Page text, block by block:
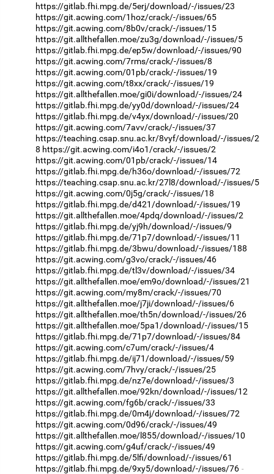
https://gitlab.fhi.mpg.de/5erj/download/-/issues/23
https://git.acwing.com/1hoz/crack/-/issues/65
https://git.acwing.com/8b0v/crack/-/issues/15
https://git.allthefallen.moe/zu3g/download/-/issues/5
https://gitlab.fhi.mpg.de/ep5w/download/-/issues/90
https://git.acwing.com/7rms/crack/-/issues/8
https://git.acwing.com/01pb/crack/-/issues/19
https://git.acwing.com/t8xx/crack/-/issues/19
https://git.allthefallen.moe/gi0i/download/-/issues/24
https://gitlab.fhi.mpg.de/yy0d/download/-/issues/24
https://gitlab.fhi.mpg.de/v4yx/download/-/issues/20
https://git.acwing.com/7avv/crack/-/issues/37
https://teaching.csap.snu.ac.kr/8vyf/download/-/issues/2
8 https://git.acwing.com/i4o1/crack/-/issues/2
https://git.acwing.com/01pb/crack/-/issues/14
https://gitlab.fhi.mpg.de/h36o/download/-/issues/72
https://teaching.csap.snu.ac.kr/27l8/download/-/issues/5
https://git.acwing.com/0j5g/crack/-/issues/18
https://gitlab.fhi.mpg.de/d421/download/-/issues/19
https://git.allthefallen.moe/4pdq/download/-/issues/2
https://gitlab.fhi.mpg.de/yj9h/download/-/issues/9
https://gitlab.fhi.mpg.de/71p7/download/-/issues/11
https://gitlab.fhi.mpg.de/3bwu/download/-/issues/188
https://git.acwing.com/g3vo/crack/-/issues/46
https://gitlab.fhi.mpg.de/tl3v/download/-/issues/34
https://git.allthefallen.moe/em9o/download/-/issues/21
https://git.acwing.com/my8m/crack/-/issues/70
https://git.allthefallen.moe/j7ji/download/-/issues/6
https://git.allthefallen.moe/th5n/download/-/issues/26
https://git.allthefallen.moe/5pa1/download/-/issues/15
https://gitlab.fhi.mpg.de/71p7/download/-/issues/84
https://git.acwing.com/c7um/crack/-/issues/4
https://gitlab.fhi.mpg.de/ij71/download/-/issues/59
https://git.acwing.com/7hvy/crack/-/issues/25
https://gitlab.fhi.mpg.de/nz7e/download/-/issues/3
https://git.allthefallen.moe/92kn/download/-/issues/12
https://git.acwing.com/fg6b/crack/-/issues/33
https://gitlab.fhi.mpg.de/0m4j/download/-/issues/72
https://git.acwing.com/0d96/crack/-/issues/49
https://git.allthefallen.moe/l855/download/-/issues/10
https://git.acwing.com/g4uf/crack/-/issues/49
https://gitlab.fhi.mpg.de/5lfi/download/-/issues/61
https://gitlab.fhi.mpg.de/9xy5/download/-/issues/76